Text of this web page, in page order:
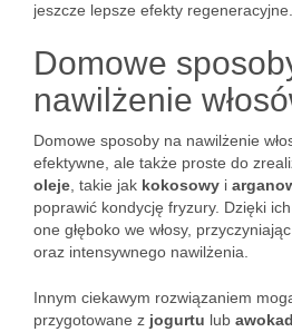
jeszcze lepsze efekty regeneracyjne.
Domowe
nawilżenie
Domowe sposoby na nawilżenie
efektywne, ale także proste do
oleje , takie jak kokosowy i
poprawić kondycję fryzury. Dzięki
one głęboko we włosy,
oraz intensywnego nawilżenia.
Innym ciekawym rozwiązaniem
przygotowane z jogurtu lub